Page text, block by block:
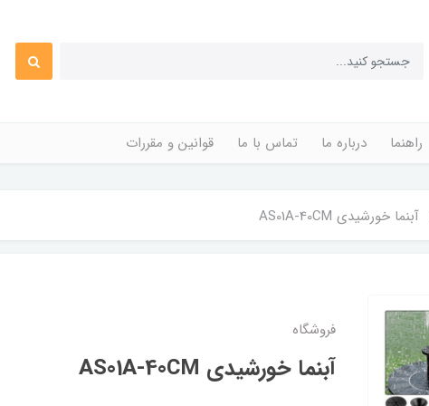
راهنما درباره ما تماس با ما قوانین و مقررات
آبنما خورشیدی AS01A-40CM
فروشگاه
آبنما خورشیدی AS01A-40CM